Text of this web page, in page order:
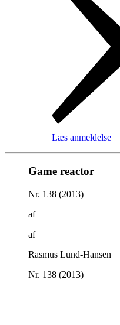
Læs anmeldelse
Game reactor
Nr. 138 (2013)
af
af
Rasmus Lund-Hansen
Nr. 138 (2013)